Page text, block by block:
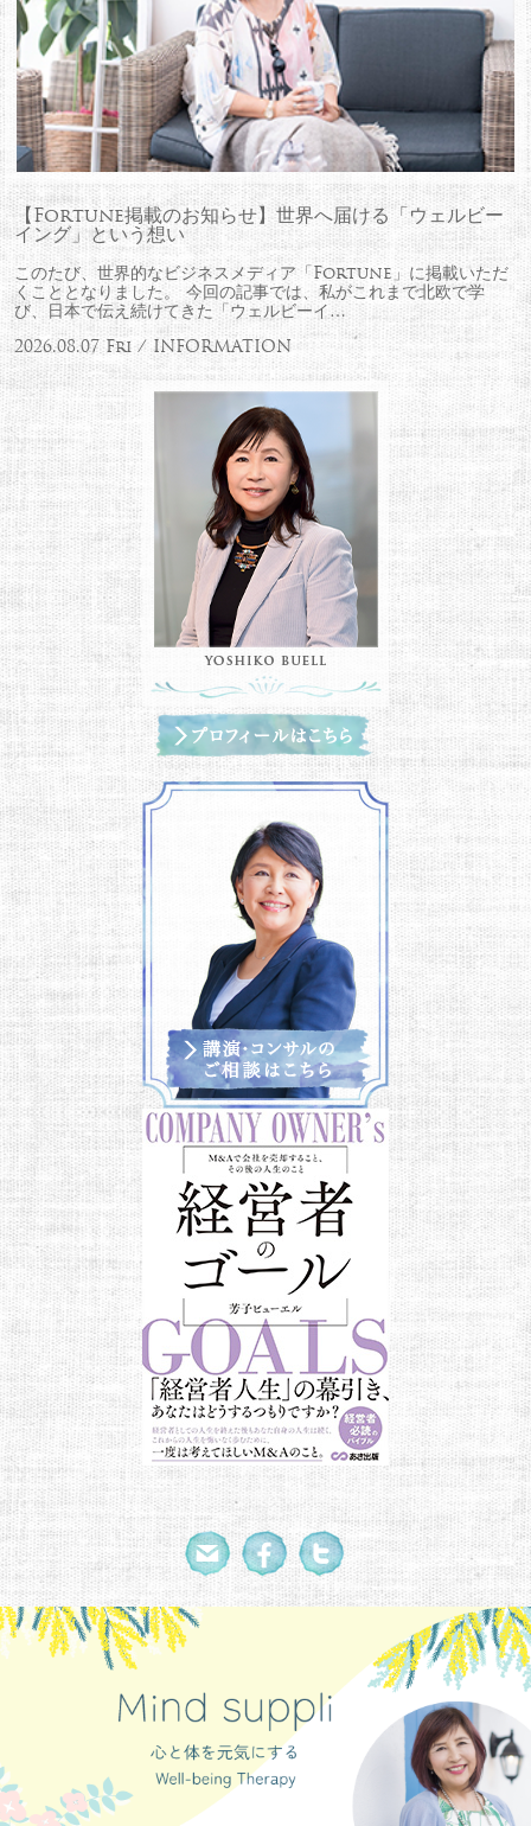
【Fortune掲載のお知らせ】世界へ届ける「ウェルビー
イング」という想い
このたび、世界的なビジネスメディア「Fortune」に掲載いただ
くこととなりました。 今回の記事では、私がこれまで北欧で学
び、日本で伝え続けてきた「ウェルビーイ…
2026.08.07 Fri / INFORMATION